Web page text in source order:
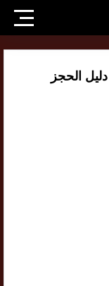
مباريات 28 يناير 2026 – دليل الحجز